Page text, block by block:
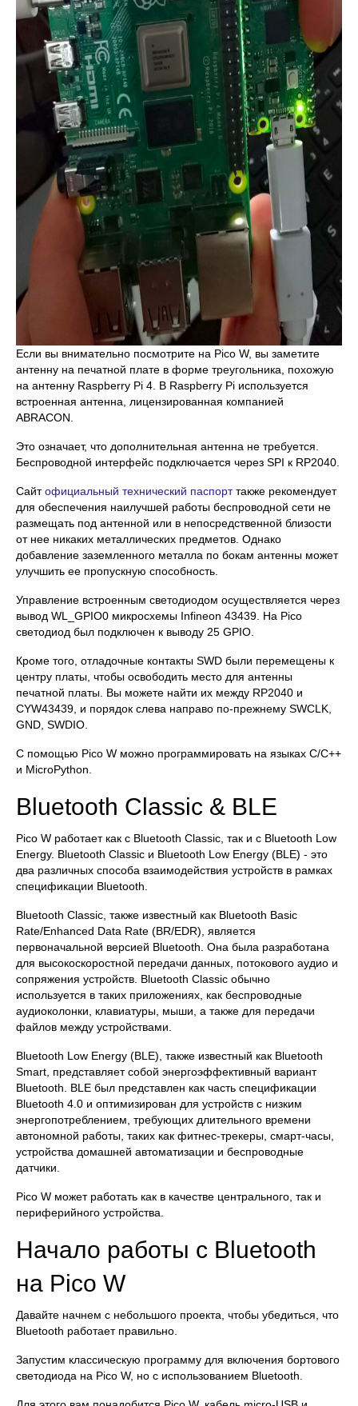
Если вы внимательно посмотрите на Pico W, вы заметите
антенну на печатной плате в форме треугольника, похожую
на антенну Raspberry Pi 4. В Raspberry Pi используется
встроенная антенна, лицензированная компанией
ABRACON.
Это означает, что дополнительная антенна не требуется.
Беспроводной интерфейс подключается через SPI к RP2040.
Сайтофициальный технический паспорттакже рекомендует
для обеспечения наилучшей работы беспроводной сети не
размещать под антенной или в непосредственной близости
от нее никаких металлических предметов. Однако
добавление заземленного металла по бокам антенны может
улучшить ее пропускную способность.
Управление встроенным светодиодом осуществляется через
вывод WL_GPIO0 микросхемы Infineon 43439. На Pico
светодиод был подключен к выводу 25 GPIO.
Кроме того, отладочные контакты SWD были перемещены к
центру платы, чтобы освободить место для антенны
печатной платы. Вы можете найти их между RP2040 и
CYW43439, и порядок слева направо по-прежнему SWCLK,
GND, SWDIO.
С помощью Pico W можно программировать на языках C/C++
и MicroPython.
Bluetooth Classic & BLE
Pico W работает как с Bluetooth Classic, так и с Bluetooth Low
Energy. Bluetooth Classic и Bluetooth Low Energy (BLE) - это
два различных способа взаимодействия устройств в рамках
спецификации Bluetooth.
Bluetooth Classic, также известный как Bluetooth Basic
Rate/Enhanced Data Rate (BR/EDR), является
первоначальной версией Bluetooth. Она была разработана
для высокоскоростной передачи данных, потокового аудио и
сопряжения устройств. Bluetooth Classic обычно
используется в таких приложениях, как беспроводные
аудиоколонки, клавиатуры, мыши, а также для передачи
файлов между устройствами.
Bluetooth Low Energy (BLE), также известный как Bluetooth
Smart, представляет собой энергоэффективный вариант
Bluetooth. BLE был представлен как часть спецификации
Bluetooth 4.0 и оптимизирован для устройств с низким
энергопотреблением, требующих длительного времени
автономной работы, таких как фитнес-трекеры, смарт-часы,
устройства домашней автоматизации и беспроводные
датчики.
Pico W может работать как в качестве центрального, так и
периферийного устройства.
Начало работы с Bluetooth
на Pico W
Давайте начнем с небольшого проекта, чтобы убедиться, что
Bluetooth работает правильно.
Запустим классическую программу для включения бортового
светодиода на Pico W, но с использованием Bluetooth.